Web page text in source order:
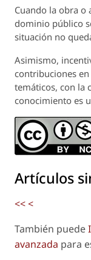
Cuando la obra o
dominio público
situación no
Asimismo,
contribuciones
temáticos, con la
conocimiento es
Artículos
<<<
También puede
avanzada para